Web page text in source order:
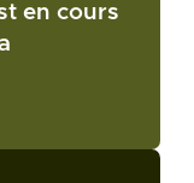
en cours